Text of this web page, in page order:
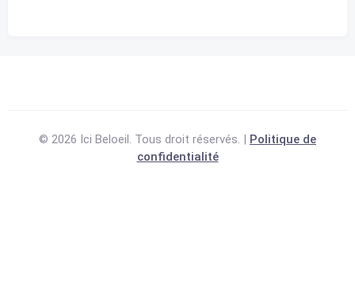
© 2026 Ici Beloeil. Tous droit réservés. | Politique de
confidentialité